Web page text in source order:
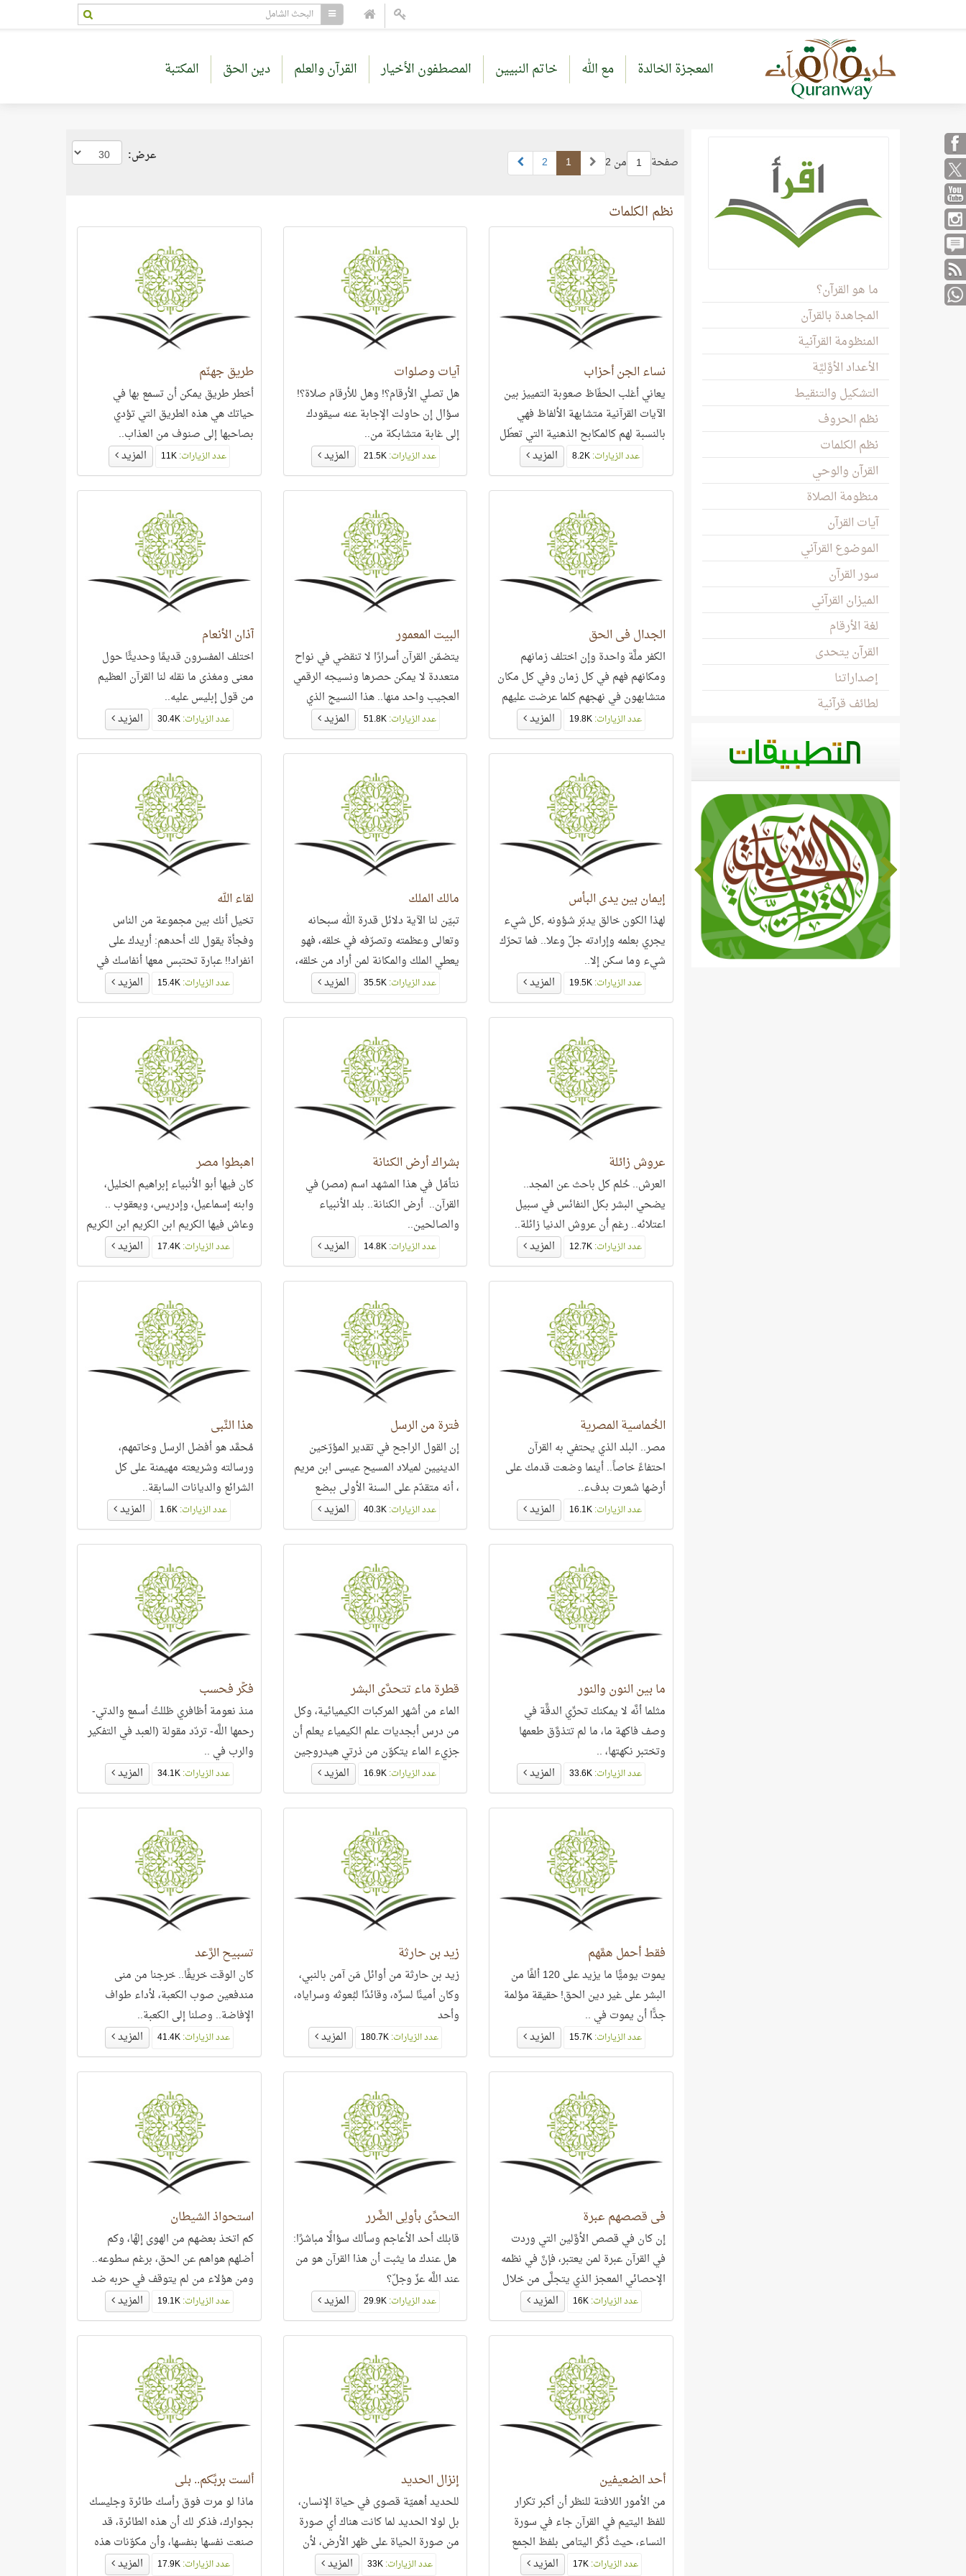
المعجزة الخالدة مع الله خاتم النبيين المصطفون الأخيار القرآن والعلم دين الحق المكتبة
ما هو القرآن؟
المجاهدة بالقرآن
المنظومة القرآنية
الأعداد الأوَّليَّة
التشكيل والتنقيط
نظم الحروف
نظم الكلمات
القرآن والوحي
منظومة الصلاة
آيات القرآن
الموضوع القرآني
سور القرآن
الميزان القرآني
لغة الأرقام
القرآن يتحدى
إصداراتنا
لطائف قرآنية
صفحة 1 من 2 1
2 عرض:
نظم الكلمات
نساء الجن أحزاب
يعاني أغلب الحفّاظ صعوبة التمييز بين
الآيات القرآنية متشابهة الألفاظ فهي
بالنسبة لهم كالمكابح الذهنية التي تعطّل
انسيابية سردهم للقرآن الكريم..
عدد الزيارات:8.2K المزيد
آيات وصلوات
هل تصلي الأرقام؟! وهل للأرقام صلاة؟!
سؤال إن حاولت الإجابة عنه سيقودك
إلى غابة متشابكة من..
عدد الزيارات:21.5K المزيد
طريق جهنّم
أخطر طريق يمكن أن تسمع بها في
حياتك هي هذه الطريق التي تؤدي
بصاحبها إلى صنوف من العذاب..
عدد الزيارات:11K المزيد
الجدال في الحق
الكفر ملَّة واحدة وإن اختلف زمانهم
ومكانهم فهم في كل زمان وفي كل مكان
متشابهون في نهجهم كلما عرضت عليهم
دليلًا حاسمًا لم يفكروا فيه بل فكروا في
كيفية دحضه وتكذيبه..
عدد الزيارات: المزيد
البيت المعمور
يتضمّن القرآن أسرارًا لا تنقضي في نواح
متعددة لا يمكن حصرها ونسيجه الرقمي
العجيب واحد منها.. هذا النسيج الذي
يدهشك ويبهرك بأقل ما فيه..
عدد الزيارات:51.8K المزيد
آذان الأنعام
اختلف المفسرون قديمًا وحديثًا حول
معنى ومغذى ما نقله لنا القرآن العظيم
من قول إبليس عليه..
عدد الزيارات:30.4K المزيد
إيمان بين يدي البأس
لهذا الكون خالق يدبّر شؤونه ,كل شيء
يجري بعلمه وإرادته جلّ وعلا.. فما تحرّك
شيء وما سكن إلا..
عدد الزيارات: المزيد
مالك الملك
تبيّن لنا الآية دلائل قدرة الله سبحانه
وتعالى وعظمته وتصرّفه في خلقه، فهو
يعطي الملك والمكانة لمن أراد من خلقه،
وينزعه ممن يشاء
عدد الزيارات:35.5K المزيد
لقاء الله
تخيل أنك بين مجموعة من الناس
وفجأة يقول لك أحدهم: أريدك على
انفراد!! عبارة تحتبس معها أنفاسك في
صدرك.. وتلوح أمام ناظريك غابة من
علامات الاستفهام!!
عدد الزيارات:15.4K المزيد
عروش زائلة
العرش.. حُلم كل باحث عن المجد..
يضحي البشر بكل النفائس في سبيل
اعتلائه.. رغم أن عروش الدنيا زائلة..
عدد الزيارات: المزيد
بشراك أرض الكنانة
نتأمّل في هذا المشهد اسم (مصر) في
القرآن.. أرض الكنانة.. بلد الأنبياء
والصالحين..
عدد الزيارات:14.8K المزيد
اهبطوا مصر
كان فيها أبو الأنبياء إبراهيم الخليل،
وابنه إسماعيل، وإدريس، ويعقوب ..
وعاش فيها الكريم ابن الكريم ابن الكريم
ابن الكريم ابن الكريم، يوسف .. ومات
فيها! ولد فيها كليم اللَّه موسى وأخوه
هارون- عليهما السلام-. منها تزوّج
إبراهيم الخليل هاجر، فأنجب منها
إسماعيل- عليهما السلام-، ومنها تزوّج
سيد ولد آدم مُحمَّد ماريّا فأنجب منها
ابنه إبراهيم!
عدد الزيارات:17.4K المزيد
الخُماسية المصرية
مصر.. البلد الذي يحتفي به القرآن
احتفاءً خاصاً.. أينما وضعت قدمك على
أرضها شعرت بدفء..
عدد الزيارات: المزيد
فترة من الرسل
إن القول الراجح في تقدير المؤرّخين
الدينيين لميلاد المسيح عيسى ابن مريم
، أنه متقدّم على السنة الأولى ببضع
سنوات،عدد الزيارات:40.3K المزيد
هذا النَّبي
مُحمَّد هو أفضل الرسل وخاتمهم،
ورسالته وشريعته مهيمنة على كل
الشرائع والديانات السابقة..
عدد الزيارات: المزيد
ما بين النون والنور
مثلما أنَّه لا يمكنك تحرِّي الدقَّة في
وصف فاكهة ما، ما لم تتذوَّق طعمها
وتختبر نكهتها، ..
عدد الزيارات: المزيد
قطرة ماء تتحدَّى البشر
الماء من أشهر المركبات الكيميائية، وكل
من درس أبجديات علم الكيمياء يعلم أن
جزيء الماء يتكوّن من ذرتي هيدروجين
وذرة أوكسجين،
عدد الزيارات:16.9K المزيد
فكِّر فحسب
منذ نعومة أظافري ظللتُ أسمع والدتي-
رحمها اللَّه- تردّد مقولة (العبد في التفكير
والرب في ..
عدد الزيارات:34.1K المزيد
فقط أحمل همَّهم
يموت يوميًّا ما يزيد على 120 ألفًا من
البشر على غير دين الحق! حقيقة مؤلمة
جدًّا أن يموت في ..
عدد الزيارات: المزيد
زيد بن حارثة
زيد بن حارثة من أوائل مَن آمن بالنبي،
وكان أمينًا لسرِّه، وقائدًا لبُعوثه وسراياه،
وأحد
عدد الزيارات: المزيد
تسبيح الرَّعد
كان الوقت خريفًا.. خرجنا من منى
مندفعين صوب الكعبة، لأداء طواف
الإفاضة.. وصلنا إلى الكعبة..
عدد الزيارات:41.4K المزيد
في قصصهم عبرة
إن كان في قصص الأوَّلين التي وردت
في القرآن عبرة لمن يعتبر، فإنَّ في نظمه
الإحصائي المعجز الذي يتجلَّى من خلال
هذا المشهد عبرة لكلِّ من يشكِّك في
مصدر هذا الكتاب الخالد.
عدد الزيارات: المزيد
التحدِّي بأُولِي الضَّرر
قابلك أحد الأعاجم وسألك سؤالًا مباشرًا:
هل عندك ما يثبت أن هذا القرآن هو من
عند اللَّه عزّ وجلّ؟
عدد الزيارات:29.9K المزيد
استحواذ الشيطان
كم اتخذ بعضهم من الهوى إلهًا، وكم
أضلهم هواهم عن الحق، برغم سطوعه..
ومن هؤلاء من لم يتوقف في حربه ضد
القرآن العظيم بادّعاء
عدد الزيارات:19.1K المزيد
أحد الضعيفين
من الأمور اللافتة للنظر أن أكبر تكرار
للفظ اليتيم في القرآن جاء في سورة
النساء، حيث ذُكَر اليتامى بلفظ الجمع
ثماني مرات،
عدد الزيارات: المزيد
إنزال الحديد
للحديد أهميّة قصوى في حياة الإنسان،
بل لولا الحديد لما كانت هناك أي صورة
من صورة الحياة على ظهر الأرض، لأن
وجود الحديد في
عدد الزيارات:33K المزيد
ألست بربِّكم.. بلى
ماذا لو مرت فوق رأسك طائرة وجليسك
بجوارك، فذكر لك أن هذه الطائرة، قد
صنعت نفسها بنفسها، وأن مكوّنات هذه
الطائرة قد
عدد الزيارات:17.9K المزيد